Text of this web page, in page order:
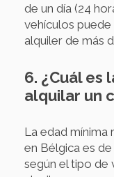
de un día (24
vehículos
alquiler de más
6. ¿Cuál es
alquilar un
La edad mínima
en Bélgica es
según el tipo de